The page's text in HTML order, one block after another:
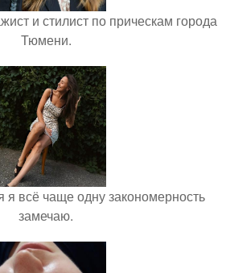
и стилист по прическам города
Тюмени.
всё чаще одну закономерность
замечаю.